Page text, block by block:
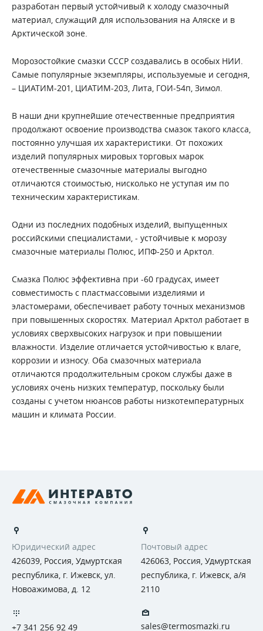
разработан первый устойчивый к холоду смазочный
материал, служащий для использования на Аляске и в
Арктической зоне.
Морозостойкие смазки СССР создавались в особых НИИ.
Самые популярные экземпляры, используемые и сегодня,
– ЦИАТИМ-201, ЦИАТИМ-203, Лита, ГОИ-54п, Зимол.
В наши дни крупнейшие отечественные предприятия
продолжают освоение производства смазок такого класса,
постоянно улучшая их характеристики. От похожих
изделий популярных мировых торговых марок
отечественные смазочные материалы выгодно
отличаются стоимостью, нисколько не уступая им по
техническим характеристикам.
Одни из последних подобных изделий, выпущенных
российскими специалистами, - устойчивые к морозу
смазочные материалы Полюс, ИПФ-250 и Арктол.
Смазка Полюс эффективна при -60 градусах, имеет
совместимость с пластмассовыми изделиями и
эластомерами, обеспечивает работу точных механизмов
при повышенных скоростях. Материал Арктол работает в
условиях сверхвысоких нагрузок и при повышении
влажности. Изделие отличается устойчивостью к влаге,
коррозии и износу. Оба смазочных материала
отличаются продолжительным сроком службы даже в
условиях очень низких температур, поскольку были
созданы с учетом нюансов работы низкотемпературных
машин и климата России.
+7 341 256 92 49 sales@termosmazki.ru
Юридический адрес
426039, Россия, Удмуртская
республика, г. Ижевск, ул.
Новоажимова, д. 12
Почтовый адрес
426063, Россия, Удмуртская
республика, г. Ижевск, а/я
2110